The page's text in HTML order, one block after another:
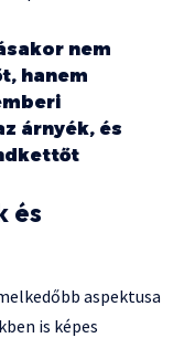
nem
hanem
árnyék, és
és
aspektusa
is képes